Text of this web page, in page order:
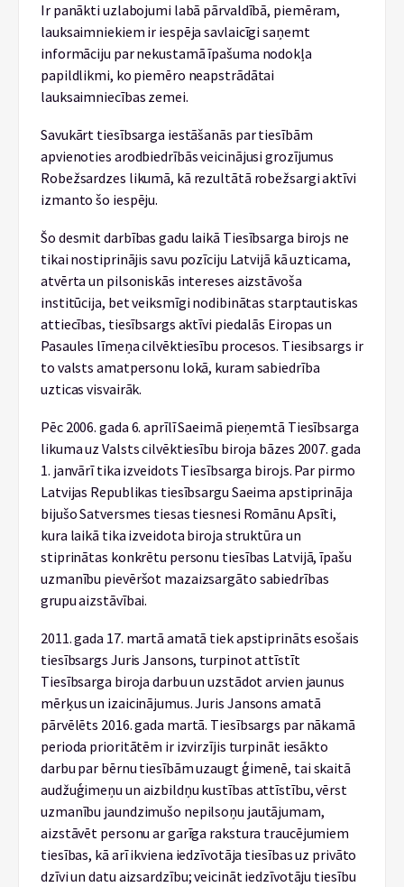
Ir panākti uzlabojumi labā pārvaldībā, piemēram,
lauksaimniekiem ir iespēja savlaicīgi saņemt
informāciju par nekustamā īpašuma nodokļa
papildlikmi, ko piemēro neapstrādātai
lauksaimniecības zemei.
Savukārt tiesībsarga iestāšanās par tiesībām
apvienoties arodbiedrībās veicinājusi grozījumus
Robežsardzes likumā, kā rezultātā robežsargi aktīvi
izmanto šo iespēju.
Šo desmit darbības gadu laikā Tiesībsarga birojs ne
tikai nostiprinājis savu pozīciju Latvijā kā uzticama,
atvērta un pilsoniskās intereses aizstāvoša
institūcija, bet veiksmīgi nodibinātas starptautiskas
attiecības, tiesībsargs aktīvi piedalās Eiropas un
Pasaules līmeņa cilvēktiesību procesos. Tiesibsargs ir
to valsts amatpersonu lokā, kuram sabiedrība
uzticas visvairāk.
Pēc 2006. gada 6. aprīlī Saeimā pieņemtā Tiesībsarga
likuma uz Valsts cilvēktiesību biroja bāzes 2007. gada
1. janvārī tika izveidots Tiesībsarga birojs. Par pirmo
Latvijas Republikas tiesībsargu Saeima apstiprināja
bijušo Satversmes tiesas tiesnesi Romānu Apsīti,
kura laikā tika izveidota biroja struktūra un
stiprinātas konkrētu personu tiesības Latvijā, īpašu
uzmanību pievēršot mazaizsargāto sabiedrības
grupu aizstāvībai.
2011. gada 17. martā amatā tiek apstiprināts esošais
tiesībsargs Juris Jansons, turpinot attīstīt
Tiesībsarga biroja darbu un uzstādot arvien jaunus
mērķus un izaicinājumus. Juris Jansons amatā
pārvēlēts 2016. gada martā. Tiesībsargs par nākamā
perioda prioritātēm ir izvirzījis turpināt iesākto
darbu par bērnu tiesībām uzaugt ģimenē, tai skaitā
audžuģimeņu un aizbildņu kustības attīstību, vērst
uzmanību jaundzimušo nepilsoņu jautājumam,
aizstāvēt personu ar garīga rakstura traucējumiem
tiesības, kā arī ikviena iedzīvotāja tiesības uz privāto
dzīvi un datu aizsardzību; veicināt iedzīvotāju tiesību